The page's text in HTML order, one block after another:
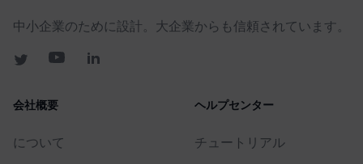
中小企業のために設計。大企業からも信頼されています。
会社概要
について
ヘルプセンター
チュートリアル